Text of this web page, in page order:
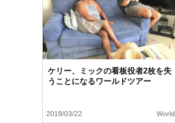
ケリー、ミックの看板役者2枚を失
うことになるワールドツアー
2018/03/22 World